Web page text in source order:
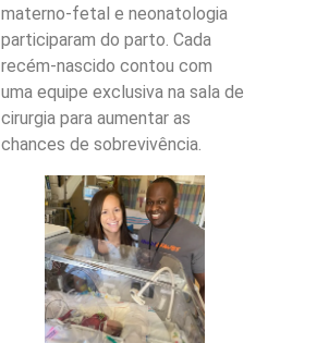
materno-fetal e neonatologia
participaram do parto. Cada
recém-nascido contou com
uma equipe exclusiva na sala de
cirurgia para aumentar as
chances de sobrevivência.